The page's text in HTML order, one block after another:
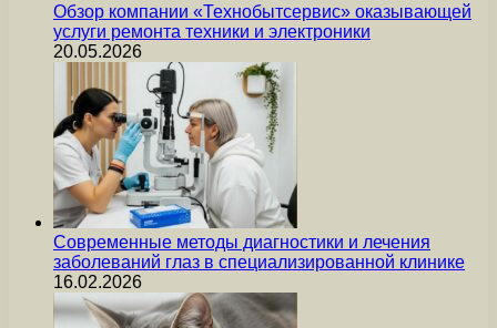
Обзор компании «Технобытсервис» оказывающей
услуги ремонта техники и электроники
20.05.2026
Современные методы диагностики и лечения
заболеваний глаз в специализированной клинике
16.02.2026